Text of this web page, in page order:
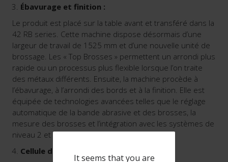
It seems that you are
Ébavurage et finition :
Le produit est placé sur la table avant et transféré dans la
42 RB series. Cette machine dispose désormais d’une
largeur de travail de 1525 mm et d’une nouvelle unité de
brossage. Les « Top Brosses » permettent un arrondi plus
rapide ou un processus plus flexible lorsque l’on traite
des métaux différents. Ensuite, la machine procède à
l’ébavurage, à l’arrondi des bords et à la finition. Elle est
équipée de technologies avancées telles que le réglage
automatique de la bande abrasive et des brosses, la
mesure des brosses et l’intégration avec les systèmes de
niveau 2 et les systèmes ERP.
Cellule de sortie et scannage :